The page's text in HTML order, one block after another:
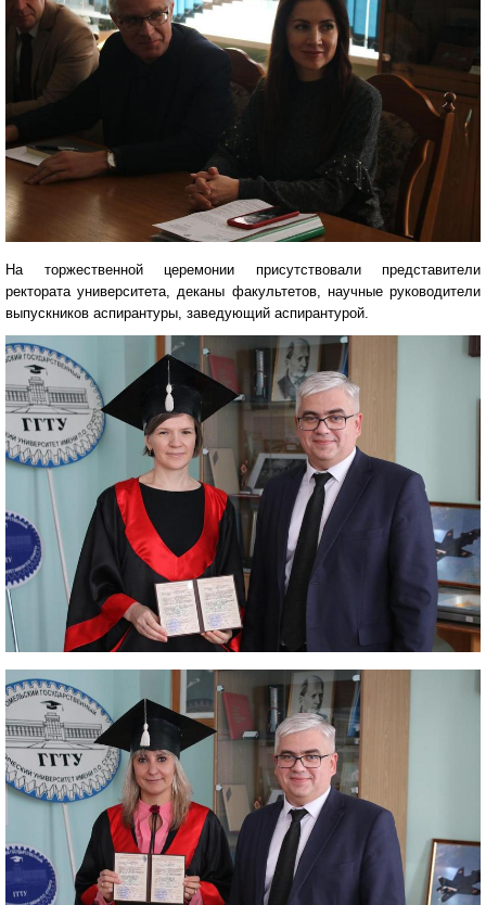
На торжественной церемонии присутствовали представители
ректората университета, деканы факультетов, научные руководители
выпускников аспирантуры, заведующий аспирантурой.